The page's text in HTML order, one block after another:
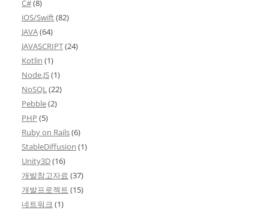
C#(8)
iOS/Swift(82)
JAVA(64)
JAVASCRIPT(24)
Kotlin (1)
Node.JS(1)
NoSQL(22)
Pebble(2)
PHP (5)
Ruby on Rails(6)
StableDiffusion (1)
Unity3D(16)
개발참고자료 (37)
개발프로젝트 (15)
네트워크 (1)